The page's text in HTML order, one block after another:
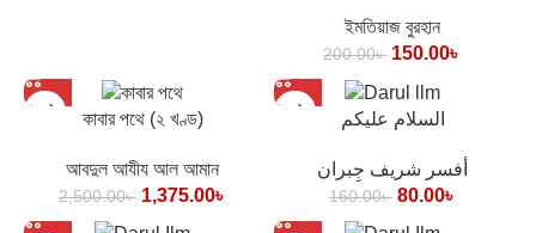
ইমতিয়াজ বুরহান
200.00৳ 150.00৳
কাবার পথে (২ খণ্ড)
আবদুল আযীয আল আমান
2,500.00৳ 1,375.00৳
السلام عليكم
أفسر شريف جِبران
160.00৳ 80.00৳